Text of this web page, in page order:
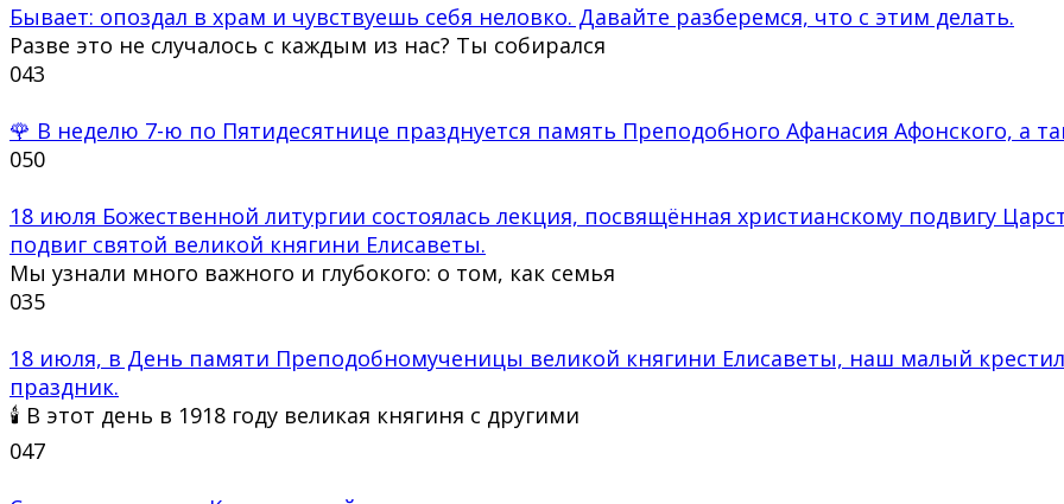
Бывает: опоздал в храм и чувствуешь себя неловко. Давайте разберемся, что с этим делать.
Разве это не случалось с каждым из нас? Ты собирался
043
🌹 В неделю 7-ю по Пятидесятнице празднуется память Преподобного Афанасия Афонского, а
050
18 июля Божественной литургии состоялась лекция, посвящённая христианскому подвигу
подвиг святой великой княгини Елисаветы.
Мы узнали много важного и глубокого: о том, как семья
035
18 июля, в День памяти Преподобномученицы великой княгини Елисаветы, наш малый
праздник.
🕯 В этот день в 1918 году великая княгиня с другими
047